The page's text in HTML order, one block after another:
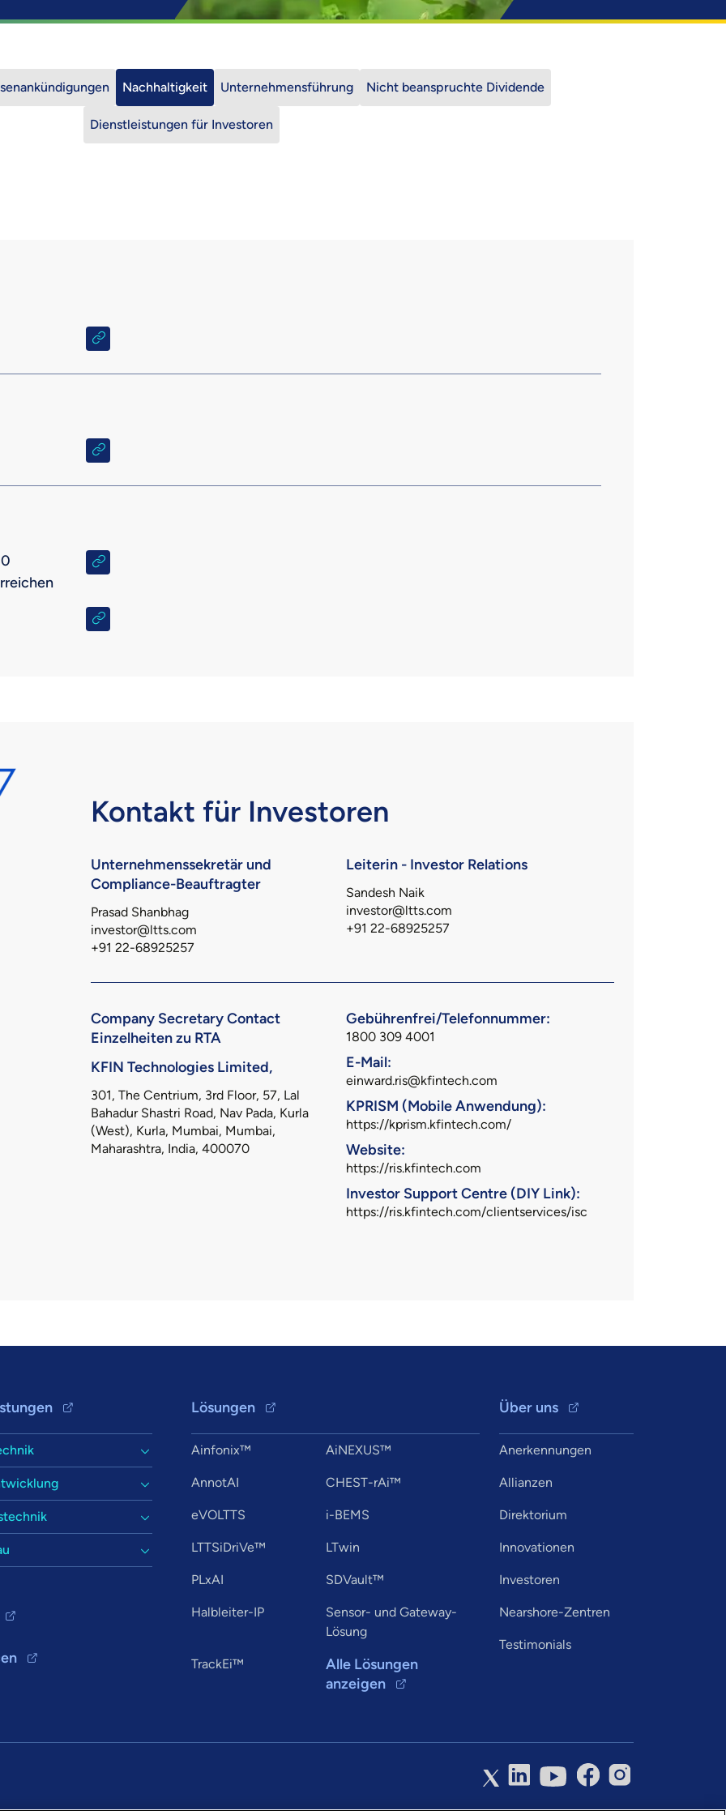
Nachhaltigkeit Unternehmensführung Nicht beanspruchte Dividende
Dienstleistungen für Investoren
Kontakt für Investoren
Unternehmenssekretär und
Compliance-Beauftragter
Prasad Shanbhag
investor@ltts.com
+91 22-68925257
Leiterin - Investor Relations
Sandesh Naik
investor@ltts.com
+91 22-68925257
Company Secretary Contact
Einzelheiten zu RTA
KFIN Technologies Limited,
301, The Centrium, 3rd Floor, 57, Lal
Bahadur Shastri Road, Nav Pada, Kurla
(West), Kurla, Mumbai, Mumbai,
Maharashtra, India, 400070
Gebührenfrei/Telefonnummer:
1800 309 4001
E-Mail:
einward.ris@kfintech.com
KPRISM (Mobile Anwendung):
https://kprism.kfintech.com/
Website:
https://ris.kfintech.com
Investor Support Centre (DIY Link):
https://ris.kfintech.com/clientservices/isc
Lösungen
Ainfonix™ AiNEXUS™
AnnotAI CHEST-rAi™
eVOLTTS i-BEMS
LTTSiDriVe™ LTwin
PLxAI SDVault™
Halbleiter-IP
Sensor- und Gateway-
Lösung
TrackEi™
Alle Lösungen
anzeigen
Über uns
Anerkennungen
Allianzen
Direktorium
Innovationen
Investoren
Nearshore-Zentren
Testimonials